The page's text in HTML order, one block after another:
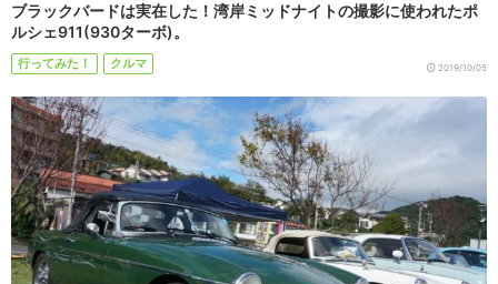
ブラックバードは実在した！湾岸ミッドナイトの撮影に使われたポ
ルシェ911(930ターボ)。
行ってみた！ クルマ 2019/10/05